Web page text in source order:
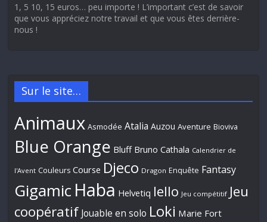
1, 5 10, 15 euros… peu importe ! L’important c’est de savoir
que vous appréciez notre travail et que vous êtes derrière-
nous !
Sur le site…
Animaux Asmodée Atalia Auzou Aventure Bioviva
Blue Orange Bluff Bruno Cathala Calendrier de
l'Avent Couleurs Course Djeco Dragon Enquête Fantasy
Gigamic Haba Helvetiq Iello Jeu compétitif Jeu
coopératif Jouable en solo Loki Marie Fort